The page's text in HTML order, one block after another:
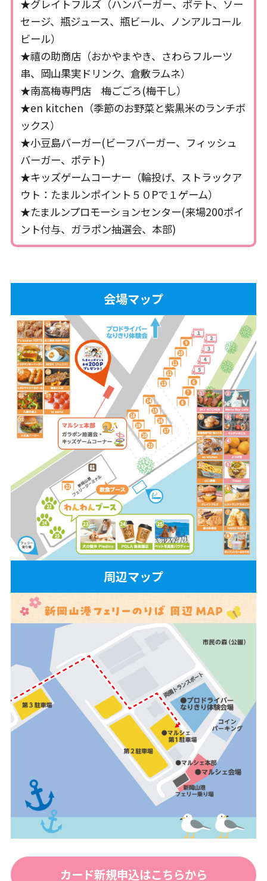
★グレイトフルズ（ハンバーガー、ポテト、ソー
セージ、瓶ジュース、瓶ビール、ノンアルコール
ビール）
★禧の助商店（おかやまやき、さわらフルーツ
串、岡山果実ドリンク、倉敷ラムネ）
★南高梅専門店 梅ごごろ(梅干し）
★en kitchen（季節のお野菜と紫黒米のランチボ
ックス）
★小豆島バーガー(ビーフバーガー、フィッシュ
バーガー、ポテト)
★キッズゲームコーナー（輪投げ、ストラックア
ウト：たまルンポイント５０Pで１ゲーム）
★たまルンプロモーションセンター(来場200ポイ
ント付与、ガラポン抽選会、本部)
会場マップ
周辺マップ
カード新規申込はこちらから